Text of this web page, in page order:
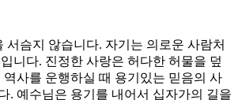
슴지 않습니다. 자기는 의로운 사람처
니다. 진정한 사랑은 허다한 허물을 덮
사를 운행하실 때 용기있는 믿음의 사
. 예수님은 용기를 내어서 십자가의 길을